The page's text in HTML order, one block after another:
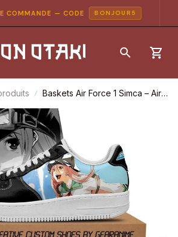
— CODE BONJOUR5
Baskets Air Force 1 Simca – Air
Gear